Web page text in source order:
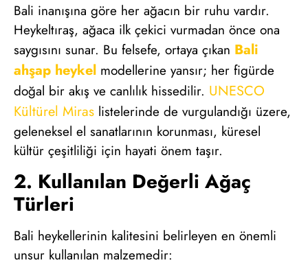
Bali inanışına göre her ağacın bir ruhu vardır.
Heykeltıraş, ağaca ilk çekici vurmadan önce ona
saygısını sunar. Bu felsefe, ortaya çıkan Bali
ahşap heykel modellerine yansır; her figürde
doğal bir akış ve canlılık hissedilir. UNESCO
Kültürel Miras listelerinde de vurgulandığı üzere,
geleneksel el sanatlarının korunması, küresel
kültür çeşitliliği için hayati önem taşır.
2. Kullanılan Değerli Ağaç
Türleri
Bali heykellerinin kalitesini belirleyen en önemli
unsur kullanılan malzemedir: